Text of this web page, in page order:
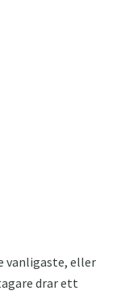
vanligaste, eller
drar ett